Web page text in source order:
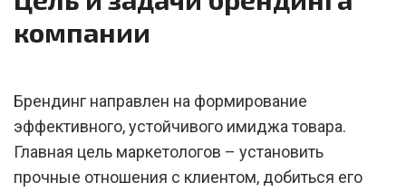
компании
Брендинг направлен на формирование
эффективного, устойчивого имиджа товара.
Главная цель маркетологов – установить
прочные отношения с клиентом, добиться его